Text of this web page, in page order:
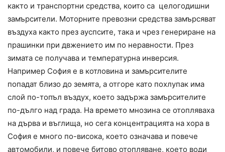
както и транспортни средства, които са целогодишни
замърсители. Моторните превозни средства замърсяват
въздуха както през ауспсите, така и чрез генериране на
прашинки при двжението им по неравности. През
зимата се получава и температурна инверсия.
Например София е в котловина и замърсителите
попадат близо до земята, а отгоре като похлупак има
слой по-топъл въздух, което задържа замърсителите
по-дълго над града. На времето мнозина се отопляваха
на дърва и въглища, но сега концентрацията на хора в
София е много по-висока, което означава и повече
автомобили, и повече битово отопляване, което води